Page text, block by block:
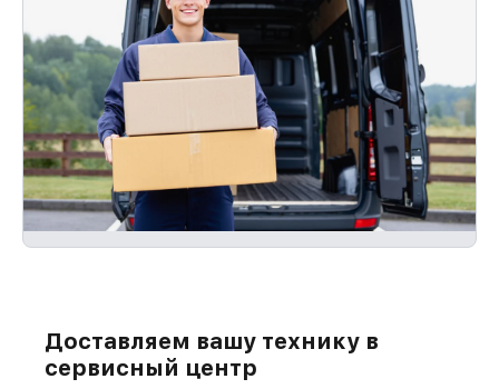
Доставляем вашу технику в
сервисный центр